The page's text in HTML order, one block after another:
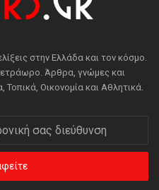
στην Ελλάδα και τον κόσμο.
Άρθρα, γνώμες και
Τοπικά, Οικονομία και Αθλητικά.